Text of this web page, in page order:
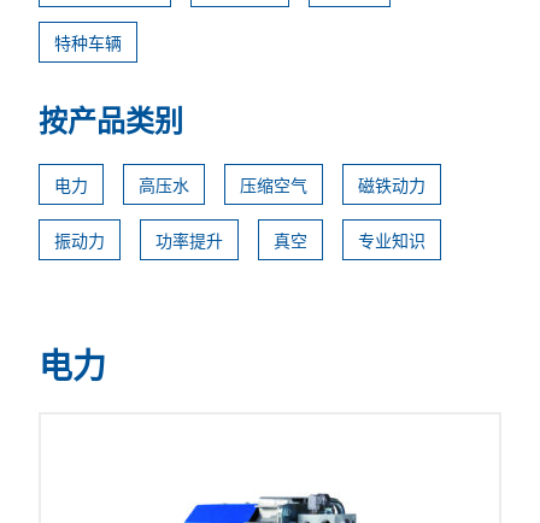
特种车辆
按产品类别
电力 高压水 压缩空气 磁铁动力
振动力 功率提升 真空 专业知识
电力